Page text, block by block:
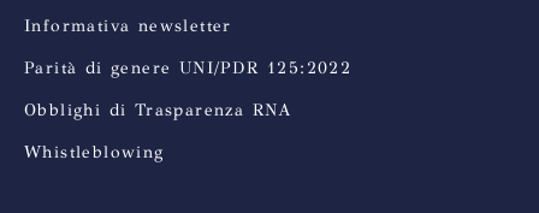
Informativa newsletter
Parità di genere UNI/PDR 125:2022
Obblighi di Trasparenza RNA
Whistleblowing